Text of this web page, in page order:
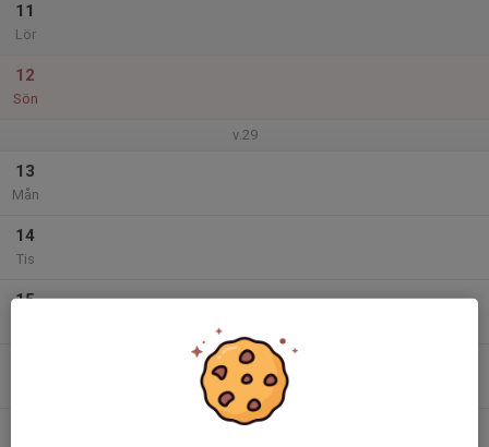
11
Lör
12
Sön
v.29
13
Mån
14
Tis
15